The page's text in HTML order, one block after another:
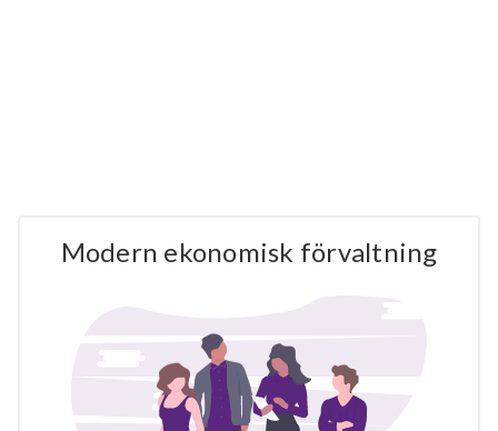
Modern ekonomisk förvaltning